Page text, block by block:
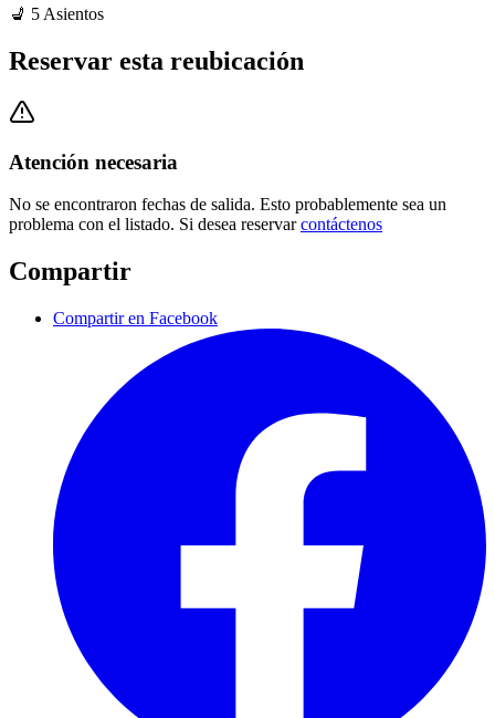
💺 5 Asientos
Reservar esta reubicación
Atención necesaria
No se encontraron fechas de salida. Esto probablemente sea un
problema con el listado. Si desea reservarcontáctenos
Compartir
Compartir en Facebook